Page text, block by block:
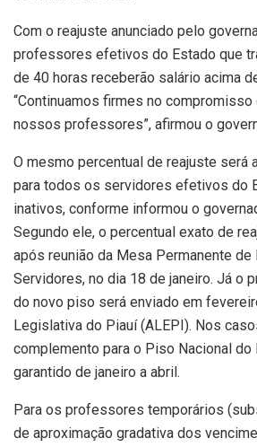
Com o reajuste anunciado pelo
professores efetivos do Estado que
de 40 horas receberão salário acima
“Continuamos firmes no
nossos professores”, afirmou o
O mesmo percentual de reajuste será
para todos os servidores efetivos do
inativos, conforme informou o
Segundo ele, o percentual exato de
após reunião da Mesa Permanente
Servidores, no dia 18 de janeiro. Já o
do novo piso será enviado em
Legislativa do Piauí (ALEPI). Nos
complemento para o Piso Nacional
garantido de janeiro a abril.
Para os professores temporários
de aproximação gradativa dos